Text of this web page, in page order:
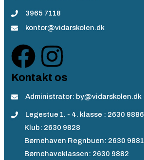
3965 7118
kontor@vidarskolen.dk
Kontakt os
Administrator: by@vidarskolen.dk
Legestue 1. - 4. klasse : 2630 9886
Klub: 2630 9828
Børnehaven Regnbuen: 2630 9881
Børnehaveklassen: 2630 9882